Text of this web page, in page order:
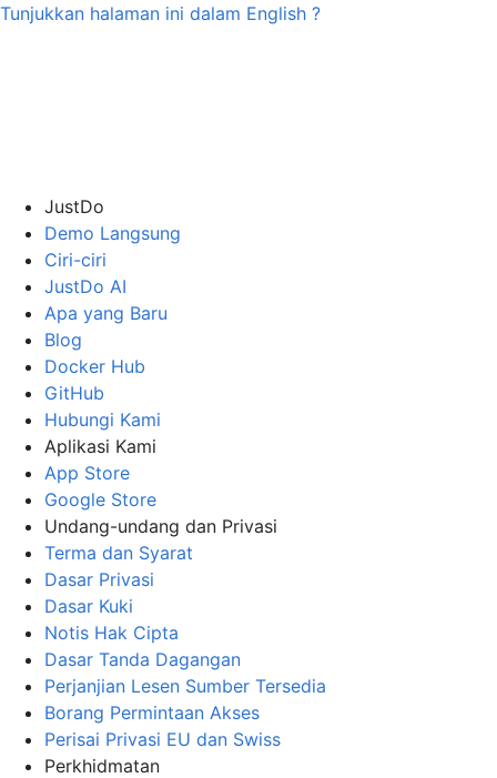
Tunjukkan halaman ini dalam English ?
JustDo
Demo Langsung
Ciri-ciri
JustDo AI
Apa yang Baru
Blog
Docker Hub
GitHub
Hubungi Kami
Aplikasi Kami
App Store
Google Store
Undang-undang dan Privasi
Terma dan Syarat
Dasar Privasi
Dasar Kuki
Notis Hak Cipta
Dasar Tanda Dagangan
Perjanjian Lesen Sumber Tersedia
Borang Permintaan Akses
Perisai Privasi EU dan Swiss
Perkhidmatan